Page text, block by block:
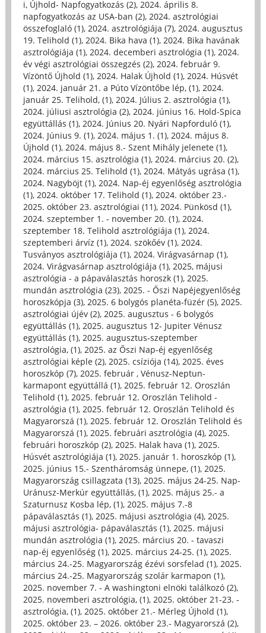
i, Újhold- Napfogyatkozás (2), 2024. április 8.
napfogyatkozás az USA-ban (2), 2024. asztrológiai
összefoglaló (1), 2024. asztrológiája (7), 2024. augusztus
19. Telihold (1), 2024. Bika hava (1), 2024. Bika havának
asztrológiája (1), 2024. decemberi asztrológia (1), 2024.
év végi asztrológiai összegzés (2), 2024. február 9.
Vízöntő Újhold (1), 2024. Halak Újhold (1), 2024. Húsvét
(1), 2024. január 21. a Púto Vízöntőbe lép, (1), 2024.
január 25. Telihold, (1), 2024. Július 2. asztrológia (1),
2024. júliusi asztrológia (2), 2024. június 16. Hold-Spica
együttállás (1), 2024. Június 20. Nyári Napforduló (1),
2024. Június 9. (1), 2024. május 1. (1), 2024. május 8.
Újhold (1), 2024. május 8.- Szent Mihály jelenete (1),
2024. március 15. asztrológia (1), 2024. március 20. (2),
2024. március 25. Telihold (1), 2024. Mátyás ugrása (1),
2024. Nagyböjt (1), 2024. Nap-éj egyenlőség asztrológia
(1), 2024. október 17. Telihold (1), 2024. október 23.-
2025. október 23. asztrológiai (11), 2024. Pünkösd (1),
2024. szeptember 1. - november 20. (1), 2024.
szeptember 18. Telihold asztrológiája (1), 2024.
szeptemberi árvíz (1), 2024. szökőév (1), 2024.
Tusványos asztrológiája (1), 2024. Virágvasárnap (1),
2024. Virágvasárnap asztrológiája (1), 2025, májusi
asztrológia - a pápaválasztás horoszk (1), 2025.
mundán asztrológia (23), 2025. - Őszi Napéjegyenlőség
horoszkópja (3), 2025. 6 bolygós planéta-füzér (5), 2025.
asztrológiai újév (2), 2025. augusztus - 6 bolygós
együttállás (1), 2025. augusztus 12- Jupiter Vénusz
együttállás (1), 2025. augusztus-szeptember
asztrológia, (1), 2025. az Őszi Nap-éj egyenlőség
asztrológiai képle (2), 2025. csíziója (14), 2025. éves
horoszkóp (7), 2025. február , Vénusz-Neptun-
karmapont együttállá (1), 2025. február 12. Oroszlán
Telihold (1), 2025. február 12. Oroszlán Telihold -
asztrológia (1), 2025. február 12. Oroszlán Telihold és
Magyarorszá (1), 2025. február 12. Oroszlán Telihold és
Magyarorszá (1), 2025. februári asztrológia (4), 2025.
februári horoszkóp (2), 2025. Halak hava (1), 2025.
Húsvét asztrológiája (1), 2025. január 1. horoszkóp (1),
2025. június 15.- Szentháromság ünnepe, (1), 2025.
Magyarország csillagzata (13), 2025. május 24-25. Nap-
Uránusz-Merkúr együttállás, (1), 2025. május 25.- a
Szaturnusz Kosba lép, (1), 2025. május 7.-8
pápaválasztás (1), 2025. májusi asztrológia (4), 2025.
májusi asztrológia- pápaválasztás (1), 2025. májusi
mundán asztrológia (1), 2025. március 20. - tavaszi
nap-éj egyenlőség (1), 2025. március 24-25. (1), 2025.
március 24.-25. Magyarország ézévi sorsfelad (1), 2025.
március 24.-25. Magyarország szolár karmapon (1),
2025. november 7. - A washingtoni elnöki találkozó (2),
2025. novemberi asztrológia, (1), 2025. október 21-23. -
asztrológia, (1), 2025. október 21.- Mérleg Újhold (1),
2025. október 23. – 2026. október 23.- Magyarorszá (2),